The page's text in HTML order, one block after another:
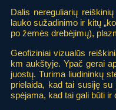
Dalis nereguliarių
lauko sužadinimo ir kitų
po žemės drebėjimų),
Geofiziniai vizualūs
km aukštyje. Ypač gerai
juostų. Turima liudininkų
prielaida, kad tai susiję
spėjama, kad tai gali būti